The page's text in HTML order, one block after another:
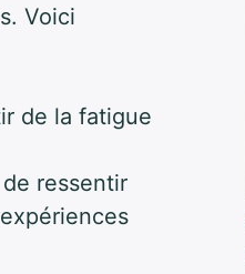
Voici
de la fatigue
ressentir